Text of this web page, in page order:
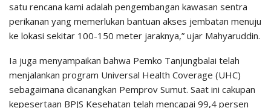
satu rencana kami adalah pengembangan kawasan sentra
perikanan yang memerlukan bantuan akses jembatan menuju
ke lokasi sekitar 100-150 meter jaraknya,” ujar Mahyaruddin.
Ia juga menyampaikan bahwa Pemko Tanjungbalai telah
menjalankan program Universal Health Coverage (UHC)
sebagaimana dicanangkan Pemprov Sumut. Saat ini cakupan
kepesertaan BPJS Kesehatan telah mencapai 99,4 persen